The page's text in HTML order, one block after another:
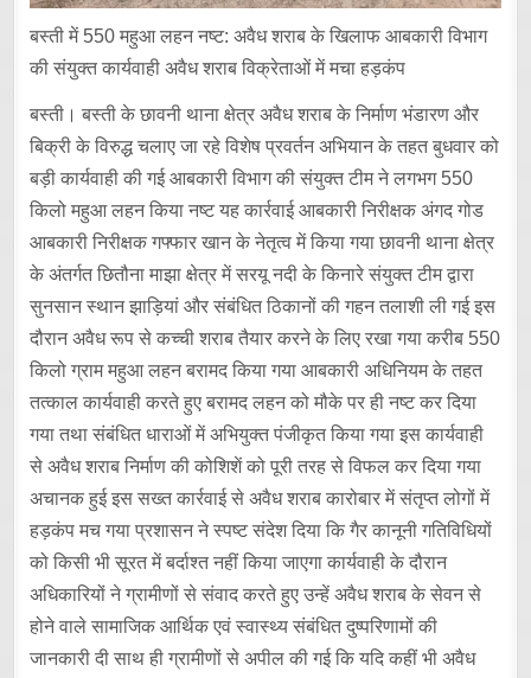
बस्ती में 550 महुआ लहन नष्ट: अवैध शराब के खिलाफ आबकारी विभाग
की संयुक्त कार्यवाही अवैध शराब विक्रेताओं में मचा हड़कंप
बस्ती। बस्ती के छावनी थाना क्षेत्र अवैध शराब के निर्माण भंडारण और
बिक्री के विरुद्ध चलाए जा रहे विशेष प्रवर्तन अभियान के तहत बुधवार को
बड़ी कार्यवाही की गई आबकारी विभाग की संयुक्त टीम ने लगभग 550
किलो महुआ लहन किया नष्ट यह कार्रवाई आबकारी निरीक्षक अंगद गोड
आबकारी निरीक्षक गफ्फार खान के नेतृत्व में किया गया छावनी थाना क्षेत्र
के अंतर्गत छितौना माझा क्षेत्र में सरयू नदी के किनारे संयुक्त टीम द्वारा
सुनसान स्थान झाड़ियां और संबंधित ठिकानों की गहन तलाशी ली गई इस
दौरान अवैध रूप से कच्ची शराब तैयार करने के लिए रखा गया करीब 550
किलो ग्राम महुआ लहन बरामद किया गया आबकारी अधिनियम के तहत
तत्काल कार्यवाही करते हुए बरामद लहन को मौके पर ही नष्ट कर दिया
गया तथा संबंधित धाराओं में अभियुक्त पंजीकृत किया गया इस कार्यवाही
से अवैध शराब निर्माण की कोशिशें को पूरी तरह से विफल कर दिया गया
अचानक हुई इस सख्त कार्रवाई से अवैध शराब कारोबार में संतृप्त लोगों में
हड़कंप मच गया प्रशासन ने स्पष्ट संदेश दिया कि गैर कानूनी गतिविधियों
को किसी भी सूरत में बर्दाश्त नहीं किया जाएगा कार्यवाही के दौरान
अधिकारियों ने ग्रामीणों से संवाद करते हुए उन्हें अवैध शराब के सेवन से
होने वाले सामाजिक आर्थिक एवं स्वास्थ्य संबंधित दुष्परिणामों की
जानकारी दी साथ ही ग्रामीणों से अपील की गई कि यदि कहीं भी अवैध